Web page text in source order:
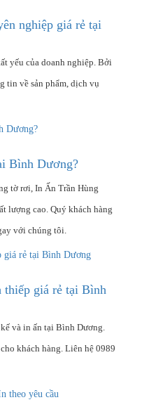
nghiệp giá rẻ tại
yếu của doanh nghiệp. Bởi
tin về sản phẩm, dịch vụ
Bình Dương?
tờ rơi, In Ấn Trần Hùng
lượng cao. Quý khách hàng
với chúng tôi.
thiếp giá rẻ tại Bình
và in ấn tại Bình Dương.
khách hàng. Liên hệ 0989